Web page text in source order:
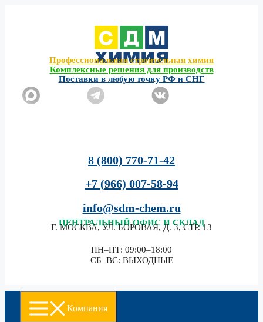
Профессиональная строительная химия
Комплексные решения для производств
Поставки в любую точку РФ и СНГ
8 (800) 770-71-42
+7 (966) 007-58-94
info@sdm-chem.ru
ЦЕНТРАЛЬНЫЙ ОФИС И СКЛАД
Г. МОСКВА, УЛ. БОРОВАЯ, Д. 3, СТР. 13
ПН–ПТ: 09:00–18:00
СБ–ВС: ВЫХОДНЫЕ
Компания